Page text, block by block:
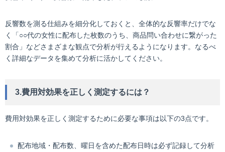
反響数を測る仕組みを細分化しておくと、全体的な反響率だけでな
く「○○代の女性に配布した枚数のうち、商品問い合わせに繋がった
割合」などさまざまな観点で分析が行えるようになります。なるべ
く詳細なデータを集めて分析に活かしてください。
3.費用対効果を正しく測定するには？
費用対効果を正しく測定するために必要な事項は以下の3点です。
配布地域・配布数、曜日を含めた配布日時は必ず記録して分析